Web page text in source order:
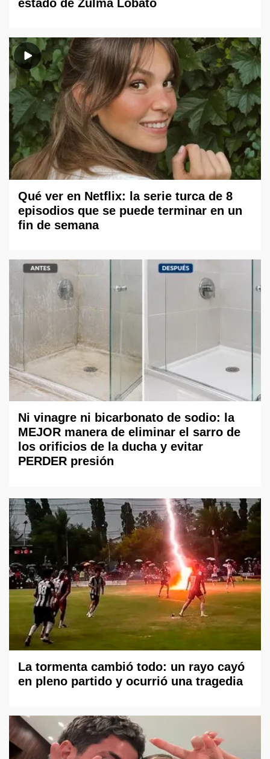
estado de Zulma Lobato
Qué ver en Netflix: la serie turca de 8
episodios que se puede terminar en un
fin de semana
Ni vinagre ni bicarbonato de sodio: la
MEJOR manera de eliminar el sarro de
los orificios de la ducha y evitar
PERDER presión
La tormenta cambió todo: un rayo cayó
en pleno partido y ocurrió una tragedia